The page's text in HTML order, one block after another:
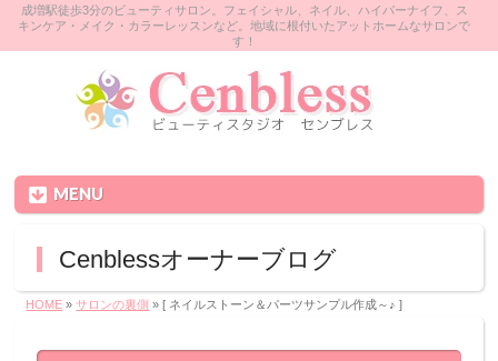
成増駅徒歩3分のビューティサロン。フェイシャル、ネイル、ハイパーナイフ、ス
キンケア・メイク・カラーレッスンなど。地域に根付いたアットホームなサロンで
す！
MENU
Cenblessオーナーブログ
HOME » サロンの裏側 » [ ネイルストーン＆パーツサンプル作成～♪ ]